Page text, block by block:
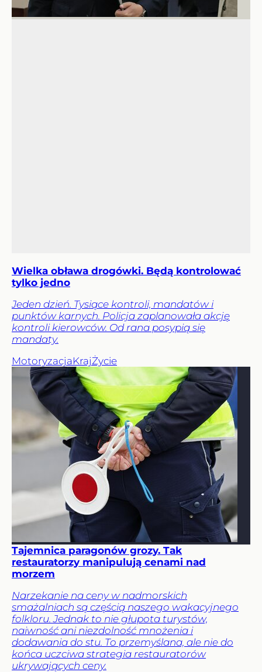
Wielka obława drogówki. Będą kontrolować
tylko jedno
Jeden dzień. Tysiące kontroli, mandatów i
punktów karnych. Policja zaplanowała akcję
kontroli kierowców. Od rana posypią się
mandaty.
MotoryzacjaKrajŻycie
Tajemnica paragonów grozy. Tak
restauratorzy manipulują cenami nad
morzem
Narzekanie na ceny w nadmorskich
smażalniach są częścią naszego wakacyjnego
folkloru. Jednak to nie głupota turystów,
naiwność ani niezdolność mnożenia i
dodawania do stu. To przemyślana, ale nie do
końca uczciwa strategia restauratorów
ukrywających ceny.